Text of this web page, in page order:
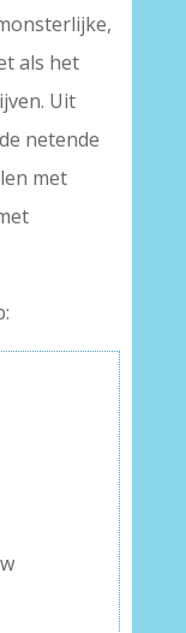
als het
Uit
netende
met